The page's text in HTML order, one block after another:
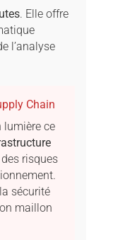
. Elle offre
l’analyse
Chain
lumière ce
risques
sécurité
maillon